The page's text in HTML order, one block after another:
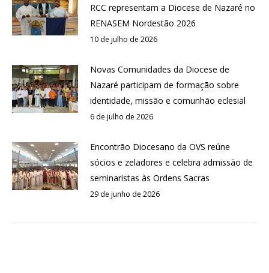
RCC representam a Diocese de Nazaré no
RENASEM Nordestão 2026
10 de julho de 2026
Novas Comunidades da Diocese de
Nazaré participam de formação sobre
identidade, missão e comunhão eclesial
6 de julho de 2026
Encontrão Diocesano da OVS reúne
sócios e zeladores e celebra admissão de
seminaristas às Ordens Sacras
29 de junho de 2026